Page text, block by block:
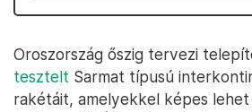
Oroszország őszig tervezi
tesztelt Sarmat típusú
rakétáit, amelyekkel képes